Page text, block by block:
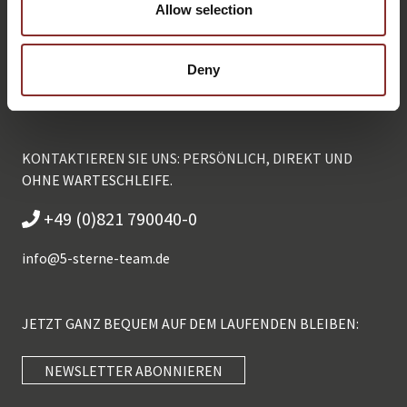
Allow selection
Deny
KONTAKTIEREN SIE UNS: PERSÖNLICH, DIREKT UND
OHNE WARTESCHLEIFE.
+49 (0)821 790040-0
info@5-sterne-team.de
JETZT GANZ BEQUEM AUF DEM LAUFENDEN BLEIBEN:
NEWSLETTER ABONNIEREN